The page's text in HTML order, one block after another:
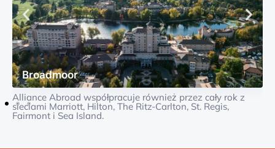
Broadmoor
Alliance Abroad współpracuje również przez cały rok z
sieciami Marriott, Hilton, The Ritz-Carlton, St. Regis,
Fairmont i Sea Island.